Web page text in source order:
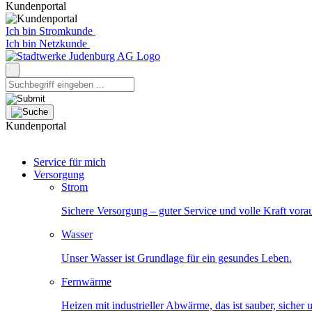
Kundenportal
Ich bin Stromkunde
Ich bin Netzkunde
Kundenportal
Service für mich
Versorgung
Strom
Sichere Versorgung – guter Service und volle Kraft
Wasser
Unser Wasser ist Grundlage für ein gesundes Leben.
Fernwärme
Heizen mit industrieller Abwärme, das ist sauber, sicher